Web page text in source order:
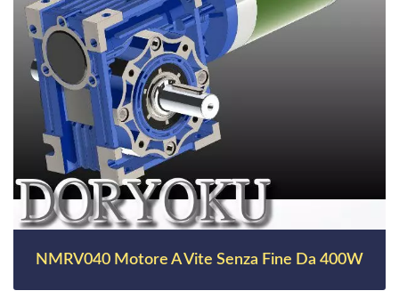
NMRV040 Motore A Vite Senza Fine Da 400W